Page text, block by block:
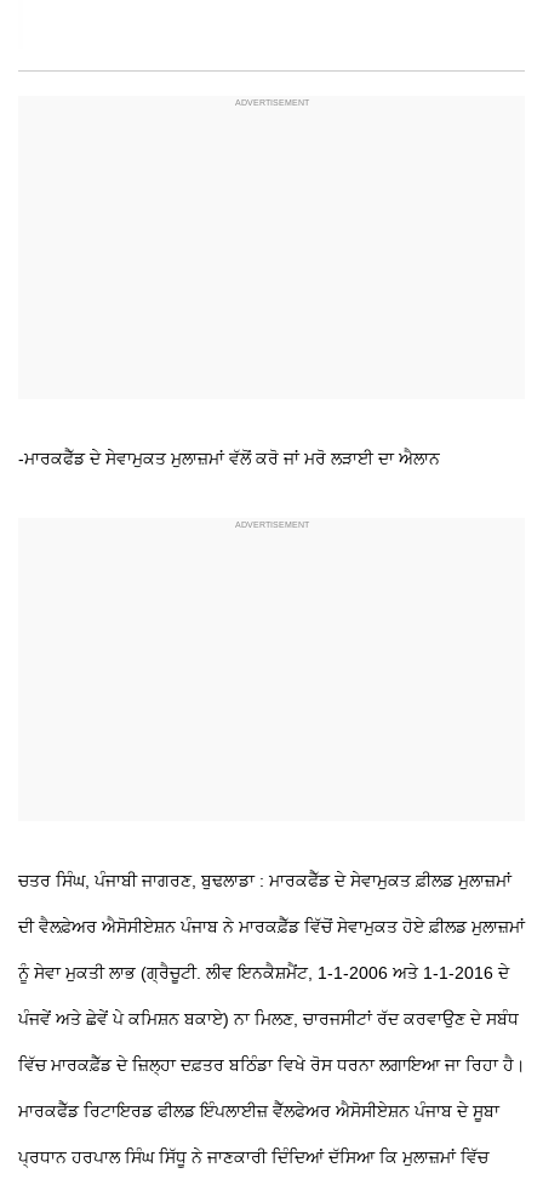
-ਮਾਰਕਫੈੱਡ ਦੇ ਸੇਵਾਮੁਕਤ ਮੁਲਾਜ਼ਮਾਂ ਵੱਲੋਂ ਕਰੋ ਜਾਂ ਮਰੋ ਲੜਾਈ ਦਾ ਐਲਾਨ
ਚਤਰ ਸਿੰਘ, ਪੰਜਾਬੀ ਜਾਗਰਣ, ਬੁਢਲਾਡਾ : ਮਾਰਕਫੈੱਡ ਦੇ ਸੇਵਾਮੁਕਤ ਫ਼ੀਲਡ ਮੁਲਾਜ਼ਮਾਂ
ਦੀ ਵੈਲਫ਼ੇਅਰ ਐਸੋਸੀਏਸ਼ਨ ਪੰਜਾਬ ਨੇ ਮਾਰਕਫ਼ੈੱਡ ਵਿੱਚੋਂ ਸੇਵਾਮੁਕਤ ਹੋਏ ਫ਼ੀਲਡ ਮੁਲਾਜ਼ਮਾਂ
ਨੂੰ ਸੇਵਾ ਮੁਕਤੀ ਲਾਭ (ਗ੍ਰੈਚੂਟੀ. ਲੀਵ ਇਨਕੈਸ਼ਮੈਂਟ, 1-1-2006 ਅਤੇ 1-1-2016 ਦੇ
ਪੰਜਵੇਂ ਅਤੇ ਛੇਵੇਂ ਪੇ ਕਮਿਸ਼ਨ ਬਕਾਏ) ਨਾ ਮਿਲਣ, ਚਾਰਜਸੀਟਾਂ ਰੱਦ ਕਰਵਾਉਣ ਦੇ ਸਬੰਧ
ਵਿੱਚ ਮਾਰਕਫ਼ੈੱਡ ਦੇ ਜ਼ਿਲ੍ਹਾ ਦਫ਼ਤਰ ਬਠਿੰਡਾ ਵਿਖੇ ਰੋਸ ਧਰਨਾ ਲਗਾਇਆ ਜਾ ਰਿਹਾ ਹੈ।
ਮਾਰਕਫੈੱਡ ਰਿਟਾਇਰਡ ਫੀਲਡ ਇੰਪਲਾਈਜ਼ ਵੈੱਲਫੇਅਰ ਐਸੋਸੀਏਸ਼ਨ ਪੰਜਾਬ ਦੇ ਸੂਬਾ
ਪ੍ਰਧਾਨ ਹਰਪਾਲ ਸਿੰਘ ਸਿੱਧੂ ਨੇ ਜਾਣਕਾਰੀ ਦਿੰਦਿਆਂ ਦੱਸਿਆ ਕਿ ਮੁਲਾਜ਼ਮਾਂ ਵਿੱਚ